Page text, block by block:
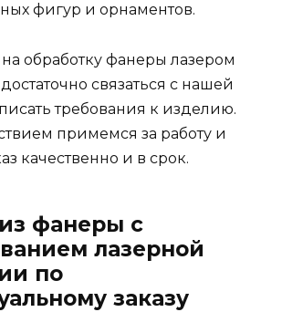
фигур и орнаментов.
на обработку фанеры лазером
связаться с нашей
требования к изделию.
примемся за работу и
качественно и в срок.
фанеры с
лазерной
по
заказу